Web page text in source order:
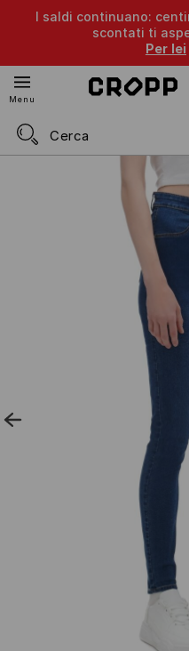
I saldi continuano:
scontati ti
Per lei
Menu